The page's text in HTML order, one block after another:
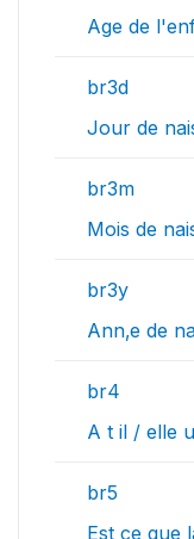
Age de
br3d
Jour de
br3m
Mois de
br3y
Ann‚e de
br4
A t il / elle
br5
Est ce que